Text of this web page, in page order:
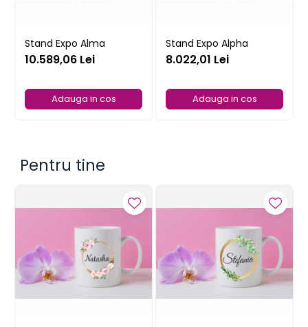
Stand Expo Alma
10.589,06 Lei
Adauga in cos
Stand Expo Alpha
8.022,01 Lei
Adauga in cos
Pentru tine